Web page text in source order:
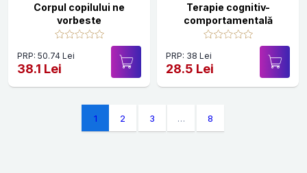
Corpul copilului ne
vorbeste
PRP: 50.74 Lei
38.1 Lei
Terapie cognitiv-
comportamentală
PRP: 38 Lei
28.5 Lei
1 2 3 … 8